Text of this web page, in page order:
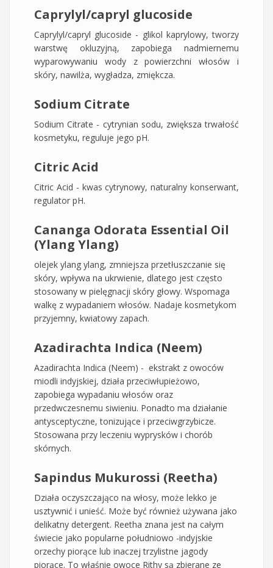
Caprylyl/capryl glucoside
Caprylyl/capryl glucoside - glikol kaprylowy, tworzy
warstwę okluzyjną, zapobiega nadmiernemu
wyparowywaniu wody z powierzchni włosów i
skóry, nawilża, wygładza, zmiękcza.
Sodium Citrate
Sodium Citrate - cytrynian sodu, zwiększa trwałość
kosmetyku, reguluje jego pH.
Citric Acid
Citric Acid - kwas cytrynowy, naturalny konserwant,
regulator pH.
Cananga Odorata Essential Oil
(Ylang Ylang)
olejek ylang ylang, zmniejsza przetłuszczanie się
skóry, wpływa na ukrwienie, dlatego jest często
stosowany w pielęgnacji skóry głowy. Wspomaga
walkę z wypadaniem włosów. Nadaje kosmetykom
przyjemny, kwiatowy zapach.
Azadirachta Indica (Neem)
Azadirachta Indica (Neem) - ekstrakt z owoców
miodli indyjskiej, działa przeciwłupieżowo,
zapobiega wypadaniu włosów oraz
przedwczesnemu siwieniu. Ponadto ma działanie
antysceptyczne, tonizujące i przeciwgrzybicze.
Stosowana przy leczeniu wyprysków i chorób
skórnych.
Sapindus Mukurossi (Reetha)
Działa oczyszczająco na włosy, może lekko je
usztywnić i unieść. Może być również używana jako
delikatny detergent. Reetha znana jest na całym
świecie jako popularne południowo -indyjskie
orzechy piorące lub inaczej trzylistne jagody
piorące. To właśnie owoce Rithy są zbierane ze